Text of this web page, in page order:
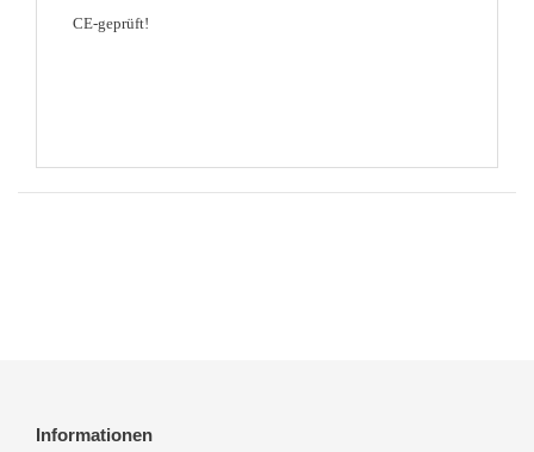
CE-geprüft!
Informationen